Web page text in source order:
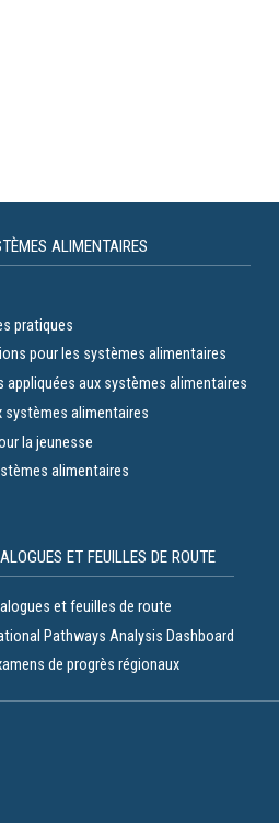
ALIMENTAIRES
pratiques
pour les systèmes alimentaires
appliquées aux systèmes alimentaires
systèmes alimentaires
la jeunesse
alimentaires
ET FEUILLES DE ROUTE
et feuilles de route
Pathways Analysis Dashboard
de progrès régionaux